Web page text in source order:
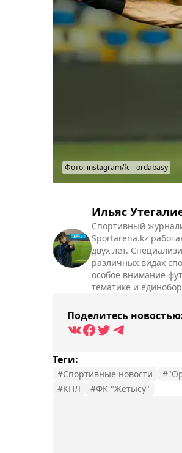
Фото: instagram/fc__ordabasy
Ильяс
Спортивный
Sportarena.kz
двух лет.
различных видах
особое внимание
тематике и
Поделитесь
Теги:
#Спортивные новости
#КПЛ
#ФК "Жетысу"